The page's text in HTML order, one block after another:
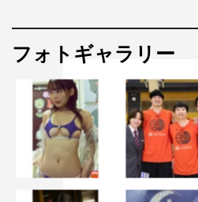
フォトギャラリー